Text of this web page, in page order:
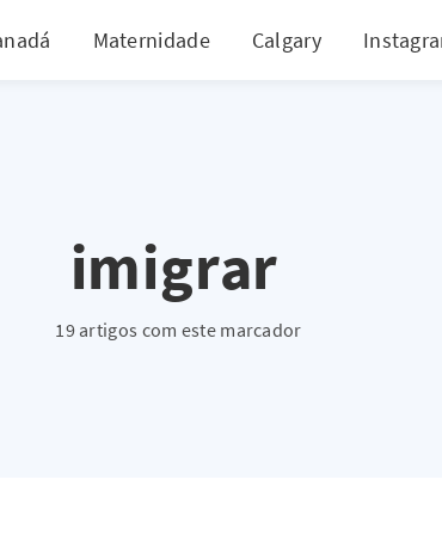
Maternidade Calgary
imigrar
19 artigos com este marcador